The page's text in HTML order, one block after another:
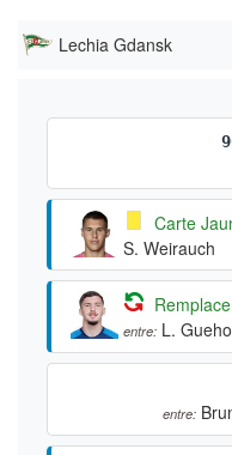
Lechia Gdansk
Carte
S. Weirauch
entre: L. Gueho
entre: